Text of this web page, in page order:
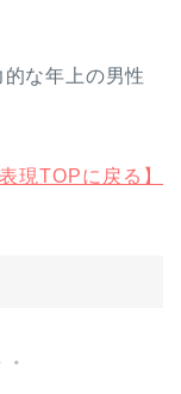
的な年上の男性
現TOPに戻る】